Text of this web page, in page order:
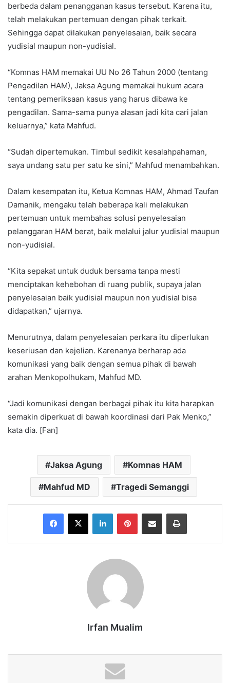
berbeda dalam penangganan kasus tersebut. Karena itu,
telah melakukan pertemuan dengan pihak terkait.
Sehingga dapat dilakukan penyelesaian, baik secara
yudisial maupun non-yudisial.
“Komnas HAM memakai UU No 26 Tahun 2000 (tentang
Pengadilan HAM), Jaksa Agung memakai hukum acara
tentang pemeriksaan kasus yang harus dibawa ke
pengadilan. Sama-sama punya alasan jadi kita cari jalan
keluarnya,” kata Mahfud.
“Sudah dipertemukan. Timbul sedikit kesalahpahaman,
saya undang satu per satu ke sini,” Mahfud menambahkan.
Dalam kesempatan itu, Ketua Komnas HAM, Ahmad Taufan
Damanik, mengaku telah beberapa kali melakukan
pertemuan untuk membahas solusi penyelesaian
pelanggaran HAM berat, baik melalui jalur yudisial maupun
non-yudisial.
“Kita sepakat untuk duduk bersama tanpa mesti
menciptakan kehebohan di ruang publik, supaya jalan
penyelesaian baik yudisial maupun non yudisial bisa
didapatkan,” ujarnya.
Menurutnya, dalam penyelesaian perkara itu diperlukan
keseriusan dan kejelian. Karenanya berharap ada
komunikasi yang baik dengan semua pihak di bawah
arahan Menkopolhukam, Mahfud MD.
“Jadi komunikasi dengan berbagai pihak itu kita harapkan
semakin diperkuat di bawah koordinasi dari Pak Menko,”
kata dia. [Fan]
Jaksa Agung Komnas HAM
Mahfud MD Tragedi Semanggi
Facebook
X LinkedInPinterestShare via Email Print
Irfan Mualim